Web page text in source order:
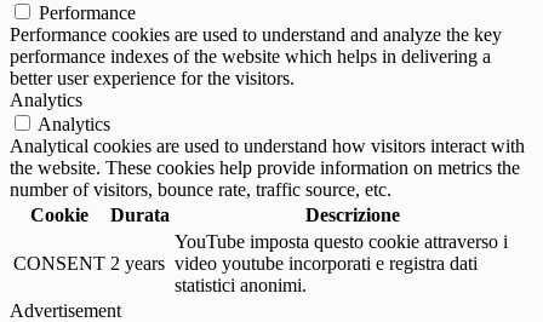
Performance
Performance cookies are used to understand and analyze the key
performance indexes of the website which helps in delivering a
better user experience for the visitors.
Analytics
Analytics
Analytical cookies are used to understand how visitors interact with
the website. These cookies help provide information on metrics the
number of visitors, bounce rate, traffic source, etc.
Cookie
Durata Descrizione
CONSENT 2 years
YouTube imposta questo cookie attraverso i
video youtube incorporati e registra dati
statistici anonimi.
Advertisement